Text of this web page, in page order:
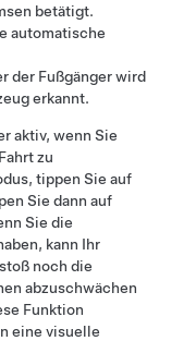
betätigt.
automatische
der Fußgänger wird
erkannt.
aktiv, wenn Sie
zu
tippen Sie auf
Sie dann auf
Sie die
kann Ihr
noch die
abzuschwächen
Funktion
eine visuelle